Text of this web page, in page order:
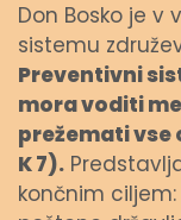
Don Bosko je
sistemu
Preventivni
mora voditi
prežemati vse
K 7).
končnim